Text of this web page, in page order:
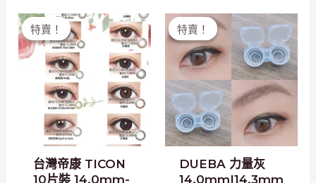
特賣！
特賣！
台灣帝康 TICON
10片裝 14.0mm-
Original
price
was:
$158.00.
Current
price
is:
$100.00.
特賣！
特賣！
DUEBA 力量灰
14.0mm|14.3mm
Original
price
was:
$200.00.
Current
price
is:
$20.00.